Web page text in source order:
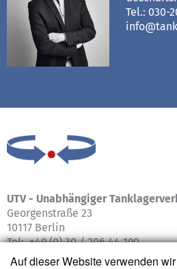
Tel.: 030-
UTV - Unabhängiger
Georgenstraße 23
10117 Berlin
Tel: +49 (0) 30 / 206 44 190
Auf dieser Website verwenden